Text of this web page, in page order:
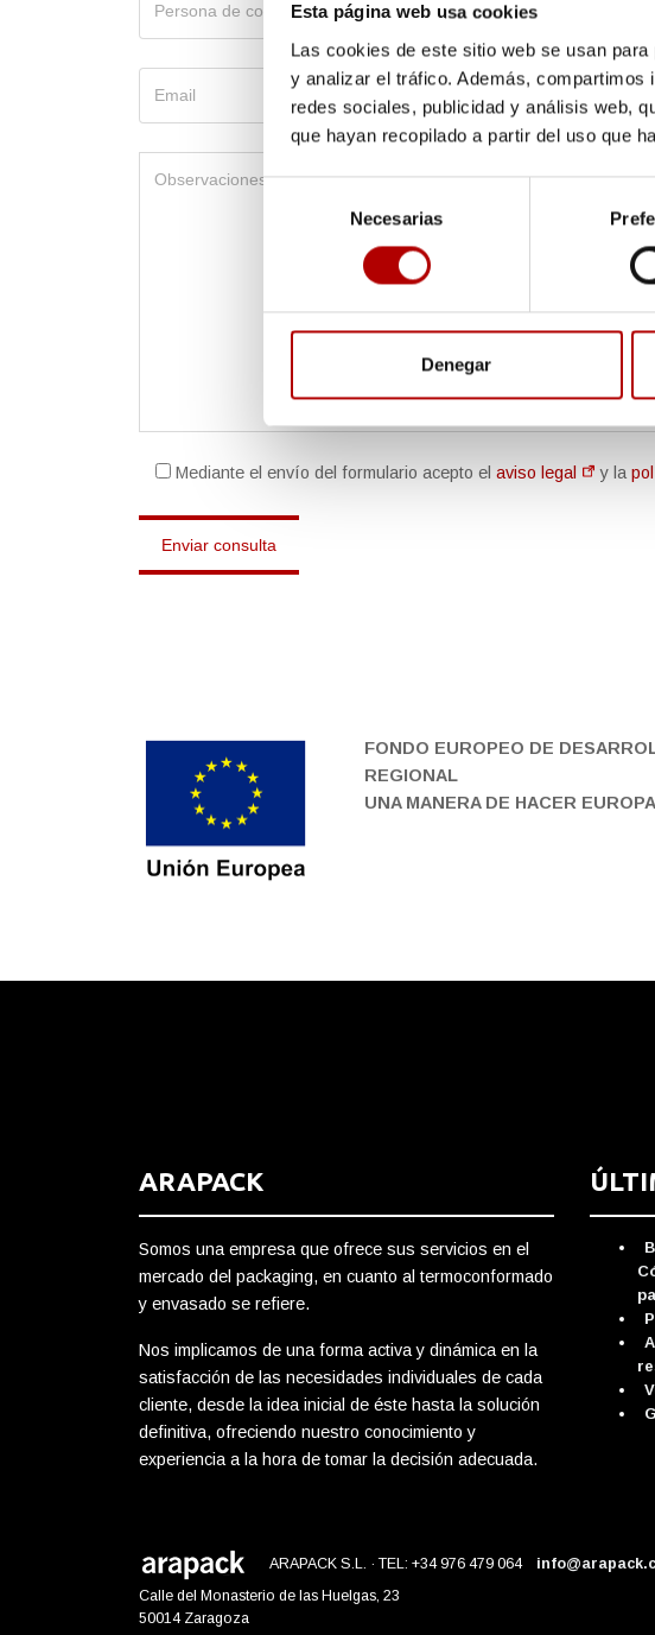
Esta página web usa cookies
Las cookies de este sitio web se usan
y analizar el tráfico. Además,
redes sociales, publicidad y análisis web,
que hayan recopilado a partir del uso que
Selección
consentimiento
Necesarias
Denegar
Mediante el envío del formulario acepto elaviso legal y la
FONDO EUROPEO DE
REGIONAL
UNA MANERA DE HACER EUROPA
ARAPACK
Somos una empresa que ofrece sus servicios en el
mercado del packaging, en cuanto al termoconformado
y envasado se refiere.
Nos implicamos de una forma activa y dinámica en la
satisfacción de las necesidades individuales de cada
cliente, desde la idea inicial de éste hasta la solución
definitiva, ofreciendo nuestro conocimiento y
experiencia a la hora de tomar la decisión adecuada.
ARAPACK S.L. · TEL: +34 976 479 064
Calle del Monasterio de las Huelgas, 23
50014 Zaragoza